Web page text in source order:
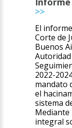
>>
El
Corte de
Buenos
2022-
mandato
el
sistema
Mediante
integral